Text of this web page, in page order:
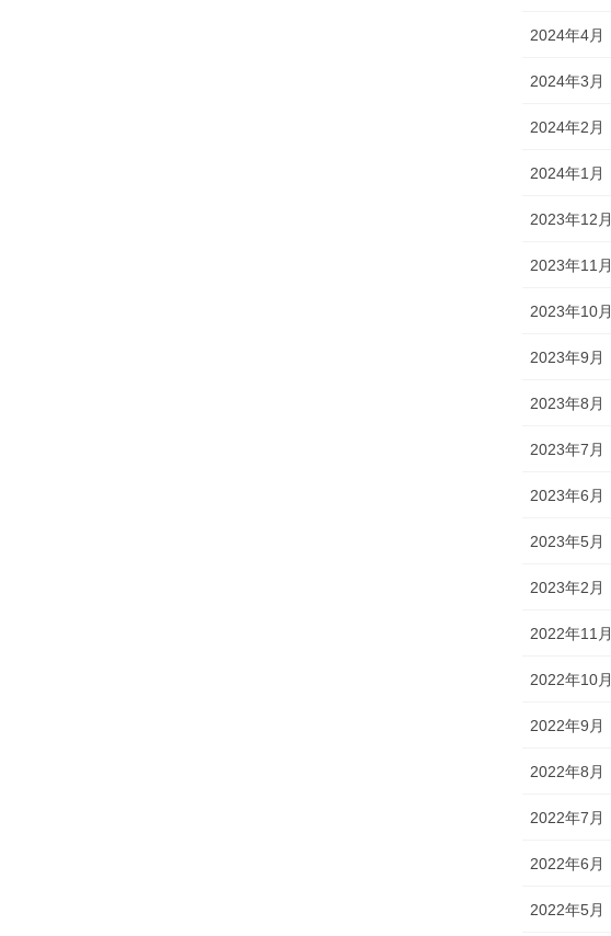
2024年4月
2024年3月
2024年2月
2024年1月
2023年12月
2023年11月
2023年10月
2023年9月
2023年8月
2023年7月
2023年6月
2023年5月
2023年2月
2022年11月
2022年10月
2022年9月
2022年8月
2022年7月
2022年6月
2022年5月